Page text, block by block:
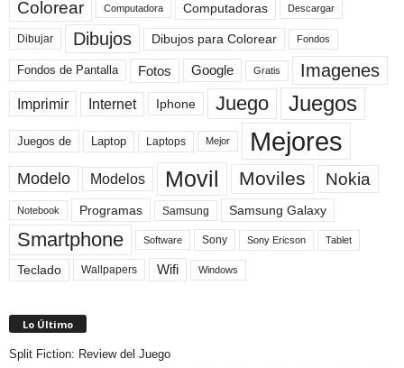
Colorear Computadora Computadoras Descargar
Dibujar Dibujos Dibujos para Colorear Fondos
Fondos de Pantalla Fotos Google Gratis Imagenes
Imprimir Internet Iphone Juego Juegos
Juegos de Laptop Laptops Mejor Mejores
Modelo Modelos Movil Moviles Nokia
Notebook Programas Samsung Samsung Galaxy
Smartphone Software Sony Sony Ericson Tablet
Teclado Wallpapers Wifi Windows
Lo Último
Split Fiction: Review del Juego